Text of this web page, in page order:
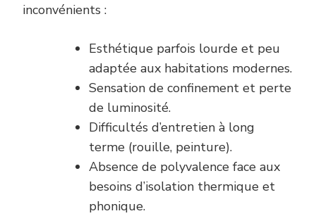
inconvénients :
Esthétique parfois lourde et peu
adaptée aux habitations modernes.
Sensation de confinement et perte
de luminosité.
Difficultés d’entretien à long
terme (rouille, peinture).
Absence de polyvalence face aux
besoins d’isolation thermique et
phonique.